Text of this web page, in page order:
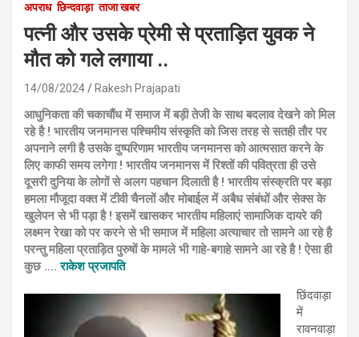
अपराध छिन्दवाड़ा ताजा खबर
पत्नी और उसके प्रेमी से प्रताड़ित युवक ने
मौत को गले लगाया ..
14/08/2024 Rakesh Prajapati
आधुनिकता की चकाचौंध में समाज में बड़ी तेजी के साथ बदलाव देखने को मिल
रहे है ! भारतीय जनमानस पश्चिमीय संस्कृति को जिस तरह से सतही तौर पर
अपनाने लगी है उसके दुष्परिणाम भारतीय जनमानस को आत्मसात करने के
लिए काफी समय लगेगा ! भारतीय जनमानस में रिश्तों की पवित्रता ही उसे
दूसरी दुनिया के लोगों से अलग पहचान दिलाती है ! भारतीय संस्क्रति पर बड़ा
हमला मौजूदा वक्त में टीवी चैनलों और मोबाईल में अबैध संबंधों और सेक्स के
खुलेपन से भी पड़ा है ! इसमें खासकर भारतीय महिलाएं सामाजिक दायरे की
लक्ष्मन रेखा को पर करने से भी समाज में महिला अत्याचार तो सामने आ रहे है
परन्तु महिला प्रताड़ित पुरुषों के मामले भी गाहे-बगाहे सामने आ रहे है ! ऐसा ही
कुछ ….राकेश प्रजापति
छिंदवाड़ा
में
रावनवाड़ा